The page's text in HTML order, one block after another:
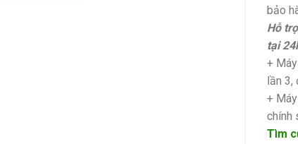
bảo
Hỗ
tại
+
lần 3,
+
chính
Tìm